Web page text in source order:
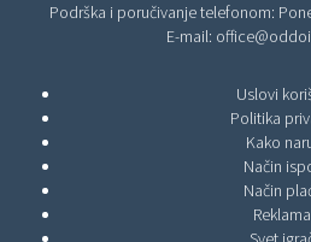
Podrška i poručivanje telefonom:
E-mail:
Uslovi
Politika
Kako
Način
Način